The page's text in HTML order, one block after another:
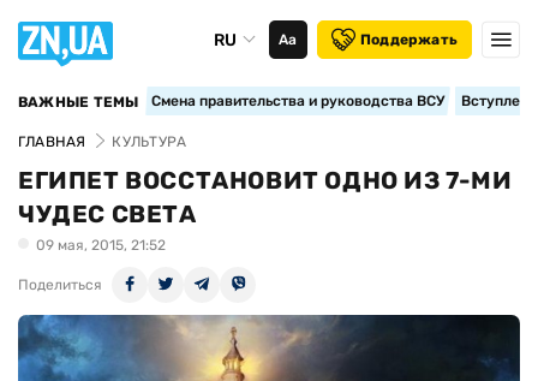
RU Аа Поддержать
ВАЖНЫЕ ТЕМЫ Смена правительства и руководства ВСУ
ГЛАВНАЯ КУЛЬТУРА
ЕГИПЕТ ВОССТАНОВИТ ОДНО ИЗ 7-МИ
ЧУДЕС СВЕТА
09 мая, 2015, 21:52
Поделиться